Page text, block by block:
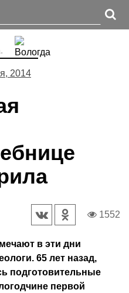
2014
1552
в эти дни
65 лет назад,
подготовительные
первой